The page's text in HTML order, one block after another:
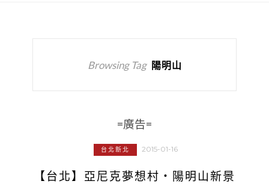
Browsing Tag 陽明山
=廣告=
台北新北 2015-01-16
【台北】亞尼克夢想村‧陽明山新景